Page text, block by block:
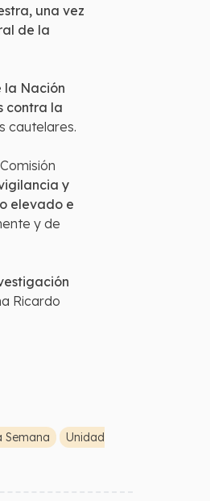
una vez
de la
la Nación
contra la
cautelares.
y
elevado e
y de
Ricardo
Semana
Unidad